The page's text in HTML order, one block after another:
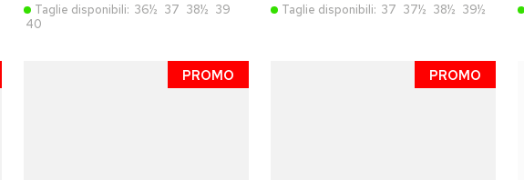
Taglie disponibili: 36½ 37 38½ 39
40
Taglie disponibili: 37 37½ 38½ 39½
PROMO PROMO